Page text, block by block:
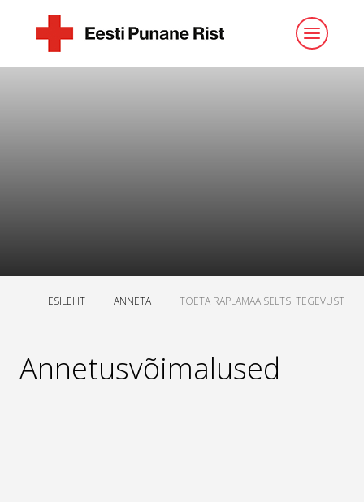
ESILEHT ANNETA TOETA RAPLAMAA SELTSI TEGEVUST
Annetusvõimalused